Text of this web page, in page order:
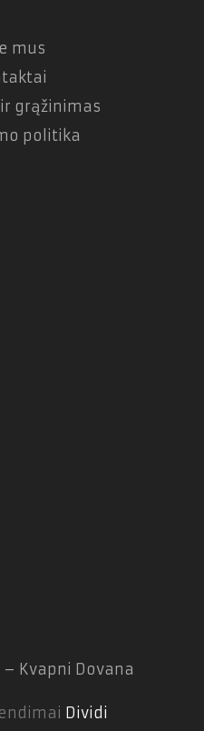
mus
grąžinimas
politika
Kvapni Dovana
Dividi